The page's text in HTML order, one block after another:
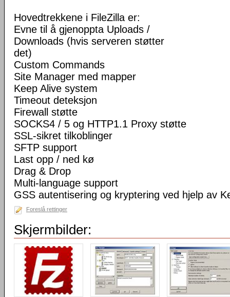
Hovedtrekkene i FileZilla er:
Evne til å gjenoppta Uploads /
Downloads (hvis serveren støtter
det)
Custom Commands
Site Manager med mapper
Keep Alive system
Timeout deteksjon
Firewall støtte
SOCKS4 / 5 og HTTP1.1 Proxy støtte
SSL-sikret tilkoblinger
SFTP support
Last opp / ned kø
Drag & Drop
Multi-language support
GSS autentisering og kryptering ved hjelp av
Foreslå rettinger
Skjermbilder: